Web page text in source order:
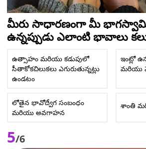
మీరు సాధారణంగా మీ
ఉన్నప్పుడు ఎలాంటి భావాలు
ఉత్సాహం మరియు కడుపులో
సీతాకోకచిలుకలు ఎగురుతున్నట్లు
ఉండటం
ఇంట్లో
మరియు
లోతైన భావోద్వేగ సంబంధం
మరియు అవగాహన
శాంతి
5/6